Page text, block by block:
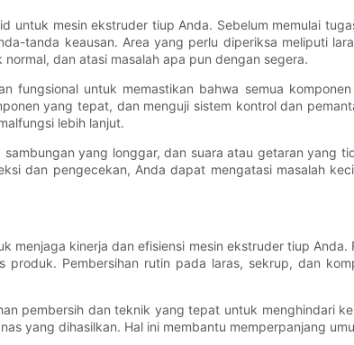
untuk mesin ekstruder tiup Anda. Sebelum memulai
tanda keausan. Area yang perlu diperiksa meliputi
dan atasi masalah apa pun dengan segera.
fungsional untuk memastikan bahwa semua
yang tepat, dan menguji sistem kontrol dan
lebih lanjut.
yang longgar, dan suara atau getaran yang
dan pengecekan, Anda dapat mengatasi masalah
menjaga kinerja dan efisiensi mesin ekstruder tiup
produk. Pembersihan rutin pada laras, sekrup, dan
pembersih dan teknik yang tepat untuk menghindari
yang dihasilkan. Hal ini membantu memperpanjang